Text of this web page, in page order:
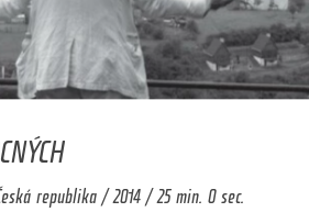
republika / 2014 / 25 min. 0 sec.